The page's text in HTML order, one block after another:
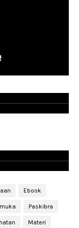
Ebook
Paskibra
Materi